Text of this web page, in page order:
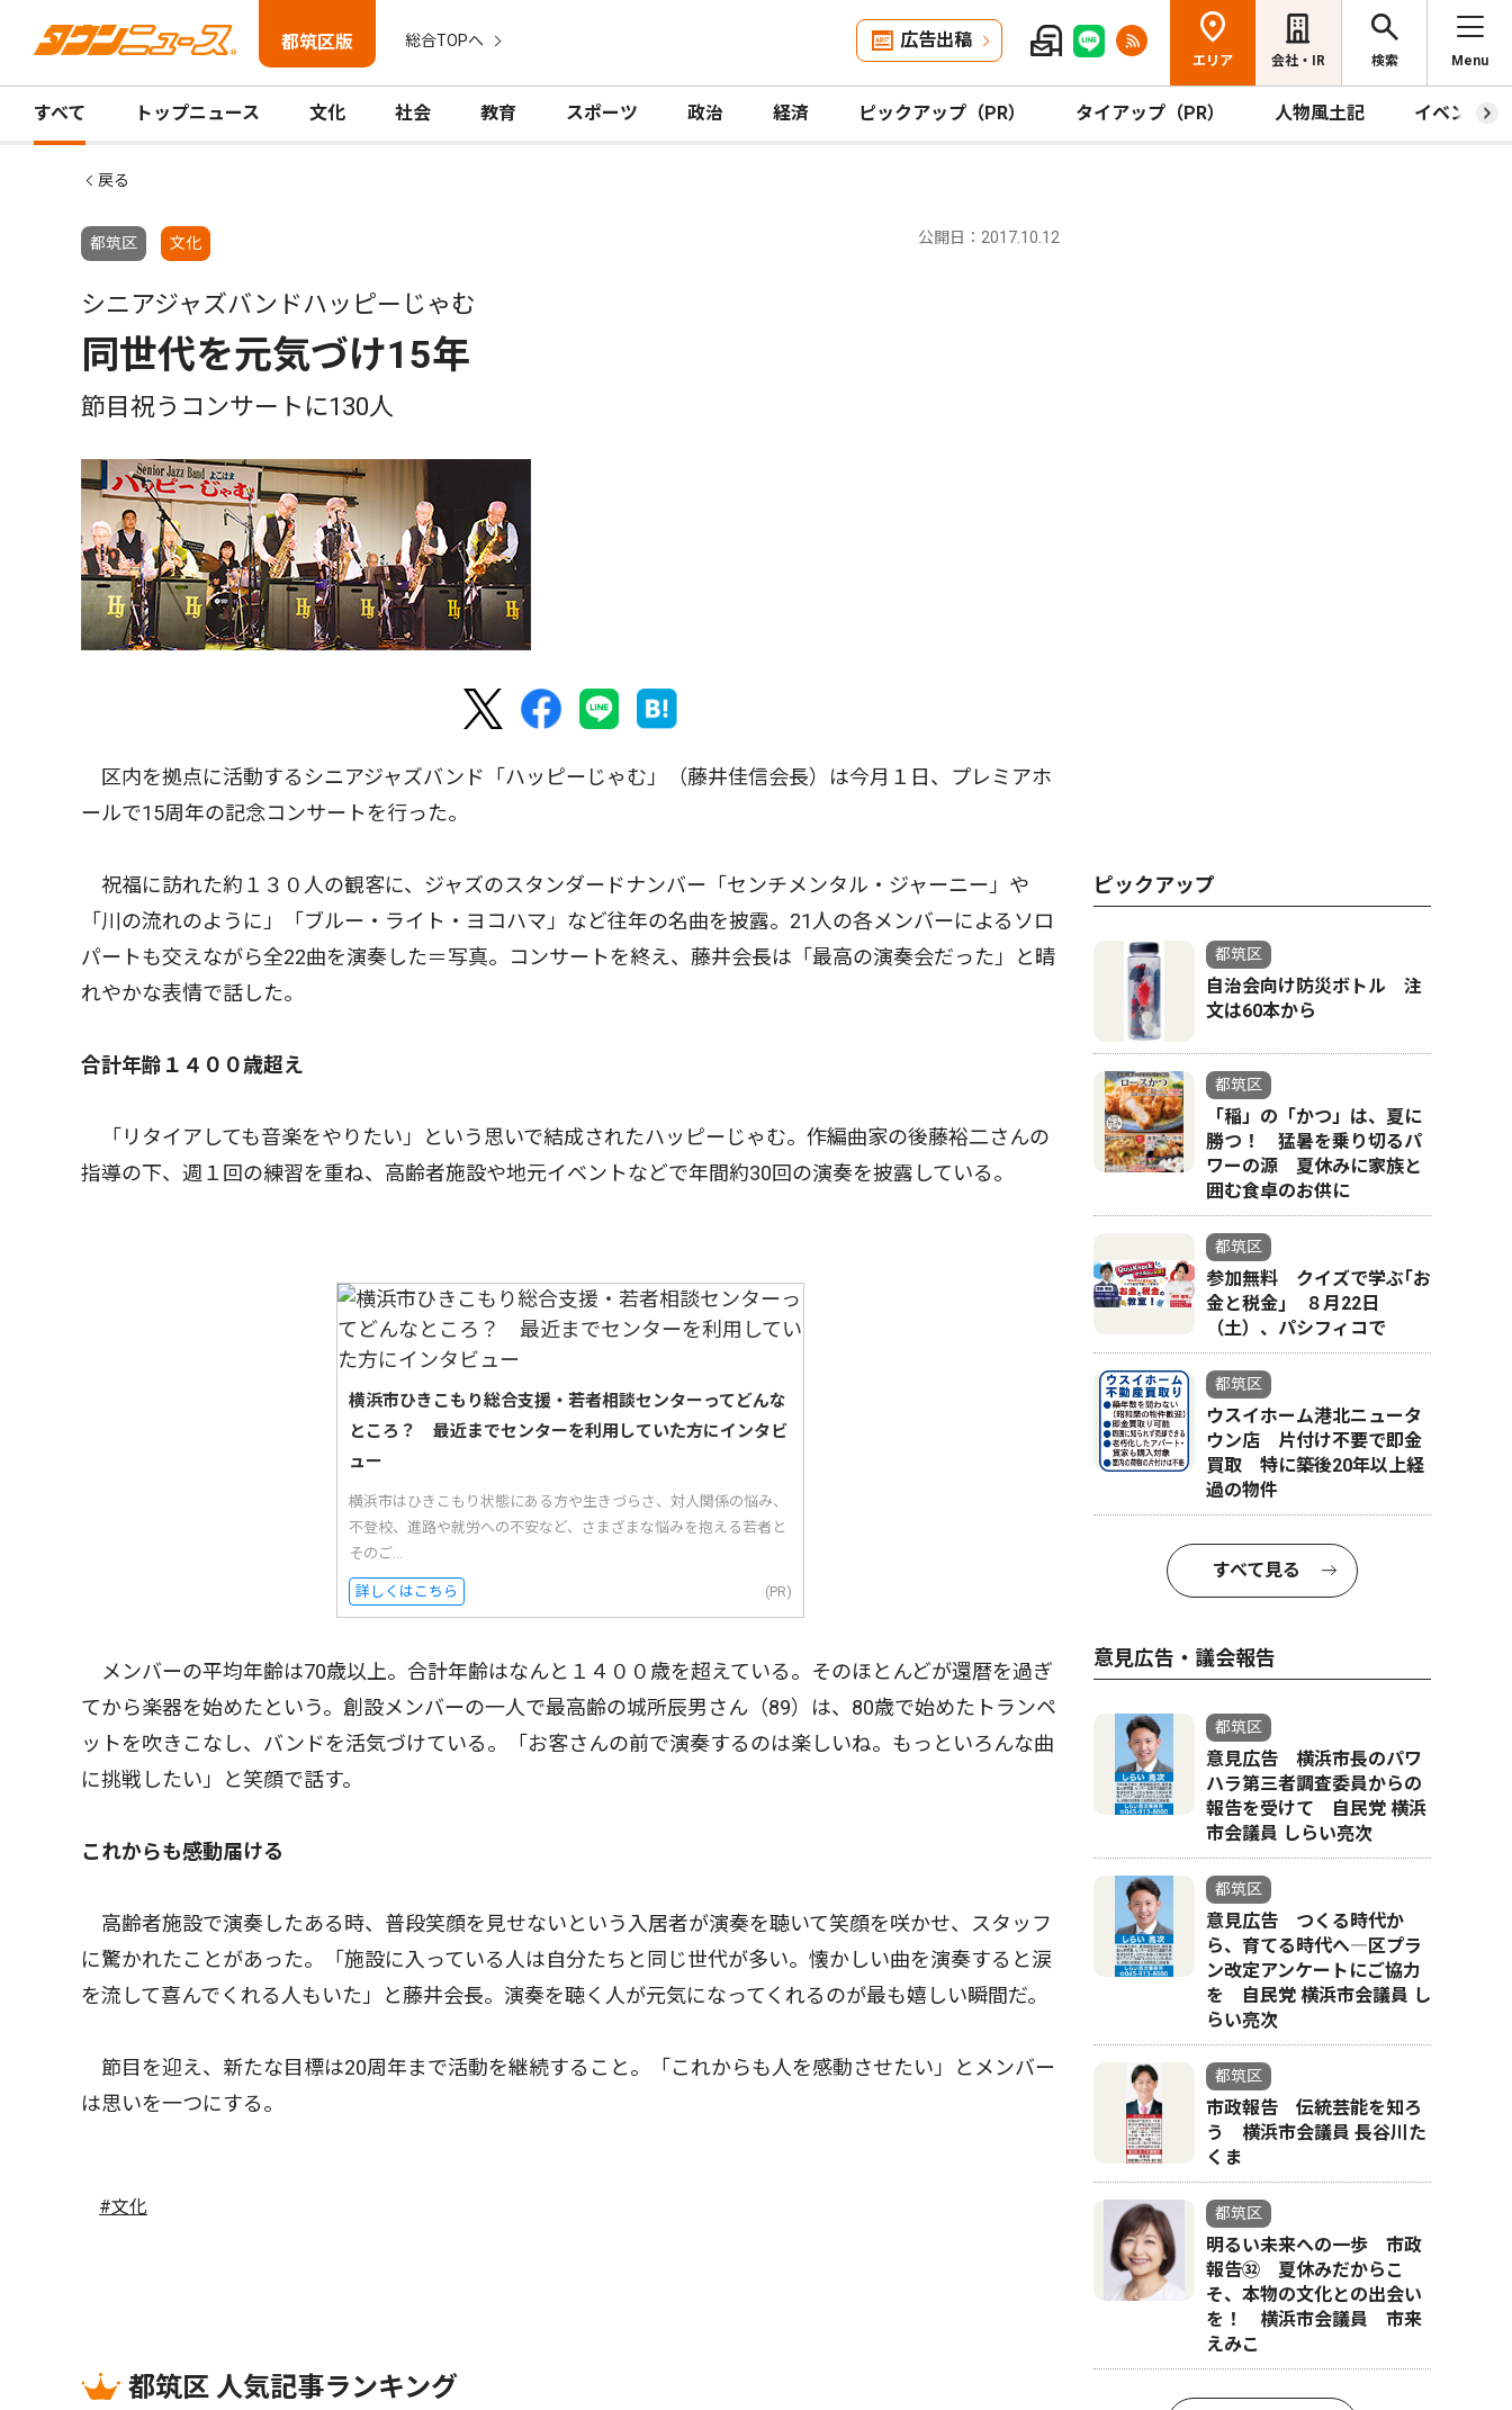
都筑区版 総合TOPへ 広告出稿
エリア 会社・IR 検索 Menu
すべて トップニュース 文化 社会 教育 スポーツ 政治 経済 ピックアップ（PR） タイアップ（PR） 人物風土記 イベント
戻る
都筑区 文化 公開日：2017.10.12
シニアジャズバンドハッピーじゃむ
同世代を元気づけ15年
節目祝うコンサートに130人
区内を拠点に活動するシニアジャズバンド「ハッピーじゃむ」（藤井佳信会長）は今月１日、プレミアホ
ールで15周年の記念コンサートを行った。
祝福に訪れた約１３０人の観客に、ジャズのスタンダードナンバー「センチメンタル・ジャーニー」や
「川の流れのように」「ブルー・ライト・ヨコハマ」など往年の名曲を披露。21人の各メンバーによるソロ
パートも交えながら全22曲を演奏した＝写真。コンサートを終え、藤井会長は「最高の演奏会だった」と晴
れやかな表情で話した。
合計年齢１４００歳超え
「リタイアしても音楽をやりたい」という思いで結成されたハッピーじゃむ。作編曲家の後藤裕二さんの
指導の下、週１回の練習を重ね、高齢者施設や地元イベントなどで年間約30回の演奏を披露している。
横浜市ひきこもり総合支援・若者相談センターってどんな
ところ？ 最近までセンターを利用していた方にインタビ
ュー
横浜市はひきこもり状態にある方や生きづらさ、対人関係の悩み、
不登校、進路や就労への不安など、さまざまな悩みを抱える若者と
そのご...
詳しくはこちら (PR)
メンバーの平均年齢は70歳以上。合計年齢はなんと１４００歳を超えている。そのほとんどが還暦を過ぎ
てから楽器を始めたという。創設メンバーの一人で最高齢の城所辰男さん（89）は、80歳で始めたトランペ
ットを吹きこなし、バンドを活気づけている。「お客さんの前で演奏するのは楽しいね。もっといろんな曲
に挑戦したい」と笑顔で話す。
これからも感動届ける
高齢者施設で演奏したある時、普段笑顔を見せないという入居者が演奏を聴いて笑顔を咲かせ、スタッフ
に驚かれたことがあった。「施設に入っている人は自分たちと同じ世代が多い。懐かしい曲を演奏すると涙
を流して喜んでくれる人もいた」と藤井会長。演奏を聴く人が元気になってくれるのが最も嬉しい瞬間だ。
節目を迎え、新たな目標は20周年まで活動を継続すること。「これからも人を感動させたい」とメンバー
は思いを一つにする。
#文化
都筑区 人気記事ランキング
ピックアップ
都筑区
自治会向け防災ボトル 注
文は60本から
都筑区
「稲」の「かつ」は、夏に
勝つ！ 猛暑を乗り切るパ
ワーの源 夏休みに家族と
囲む食卓のお供に
都筑区
参加無料 クイズで学ぶ｢お
金と税金｣ ８月22日
（土）、パシフィコで
都筑区
ウスイホーム港北ニュータ
ウン店 片付け不要で即金
買取 特に築後20年以上経
過の物件
すべて見る
意見広告・議会報告
都筑区
意見広告 横浜市長のパワ
ハラ第三者調査委員からの
報告を受けて 自民党 横浜
市会議員 しらい亮次
都筑区
意見広告 つくる時代か
ら、育てる時代へ―区プラ
ン改定アンケートにご協力
を 自民党 横浜市会議員 し
らい亮次
都筑区
市政報告 伝統芸能を知ろ
う 横浜市会議員 長谷川た
くま
都筑区
明るい未来への一歩 市政
報告㉜ 夏休みだからこ
そ、本物の文化との出会い
を！ 横浜市会議員 市来
えみこ